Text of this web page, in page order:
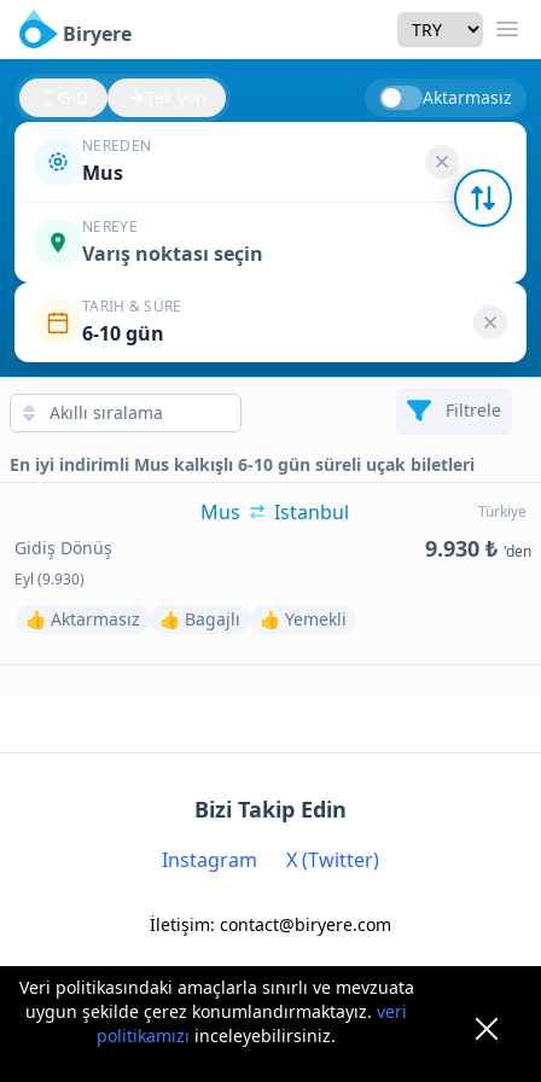
Veri politikasındaki amaçlarla sınırlı ve mevzuata
uygun şekilde çerez konumlandırmaktayız.veri
politikamızı inceleyebilirsiniz.
Biryere Currency
Aktarmasız
NEREDEN
Mus
NEREYE
Varış noktası seçin
TARIH & SÜRE
6-10 gün
Filtrele
En iyi indirimli Mus kalkışlı 6-10 gün süreli uçak biletleri
Türkiye
Mus Istanbul
Gidiş Dönüş
Eyl (9.930)
9.930 ₺ 'den
👍 Aktarmasız 👍 Bagajlı 👍 Yemekli
Bizi Takip Edin
Instagram X (Twitter)
İletişim: contact@biryere.com